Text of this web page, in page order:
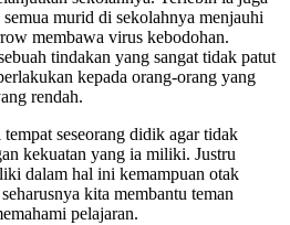
murid di sekolahnya menjauhi
membawa virus kebodohan.
tindakan yang sangat tidak patut
kepada orang-orang yang
rendah.
seseorang didik agar tidak
kekuatan yang ia miliki. Justru
dalam hal ini kemampuan otak
kita membantu teman
pelajaran.